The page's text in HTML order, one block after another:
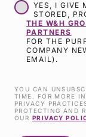
YES, I GIVE
STORED,
THE W&H
PARTNERS
FOR THE
COMPANY
EMAIL).
YOU CAN
TIME. FOR MORE
PRIVACY
PROTECTING AND
OUR PRIVACY